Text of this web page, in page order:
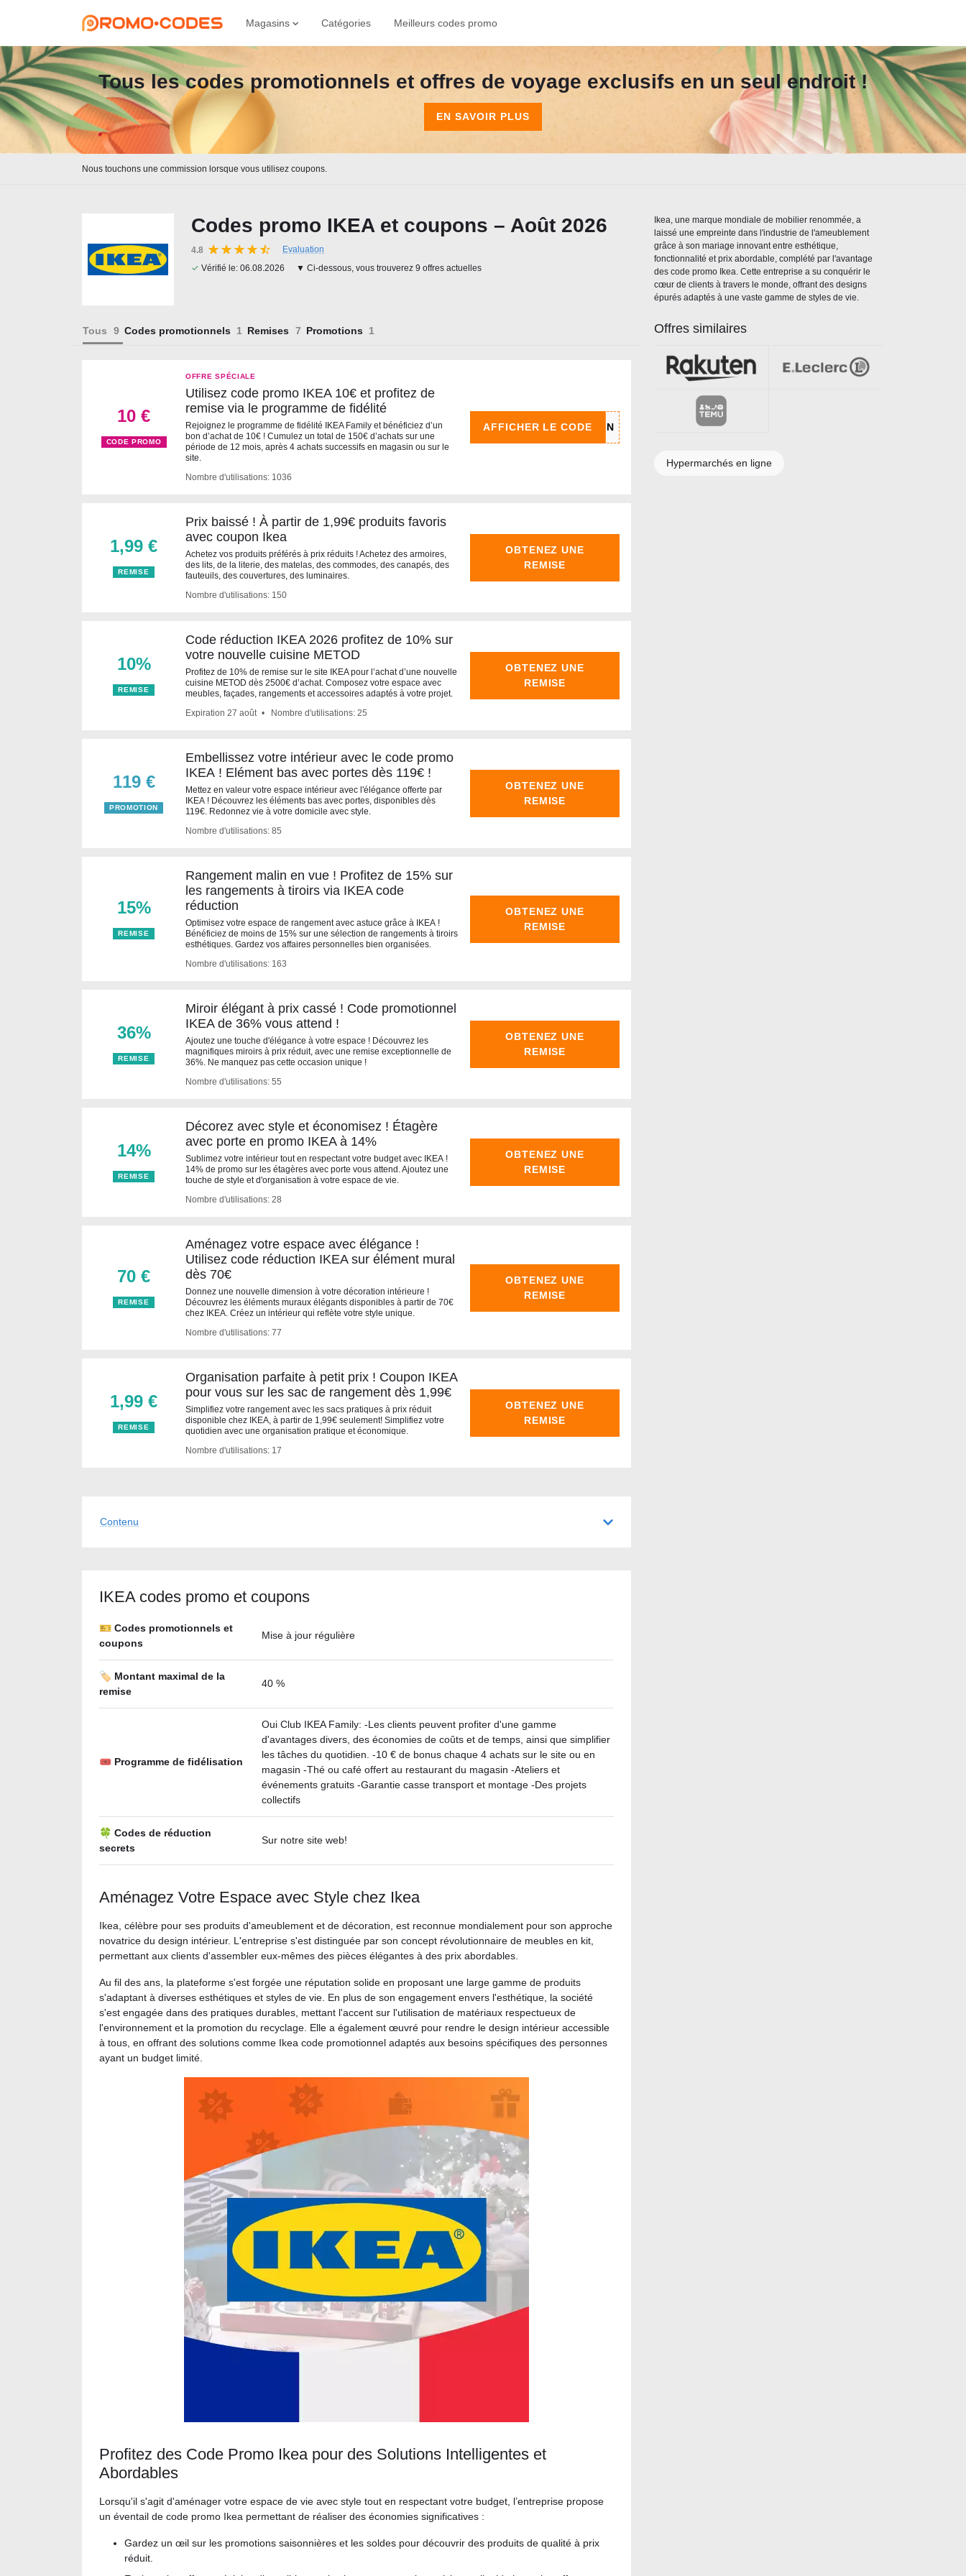
Magasins Catégories Meilleurs codes promo
Tous les codes promotionnels et offres de voyage exclusifs en un seul endroit !
EN SAVOIR PLUS
Nous touchons une commission lorsque vous utilisez coupons.
Codes promo IKEA et coupons – Août 2026
4.8
Evaluation
✓ Vérifié le: 06.08.2026 ▼ Ci-dessous, vous trouverez 9 offres actuelles
Tous Codes promotionnels Remises Promotions
10 €
CODE PROMO
OFFRE SPÉCIALE
Utilisez code promo IKEA 10€ et profitez de
remise via le programme de fidélité
Rejoignez le programme de fidélité IKEA Family et bénéficiez d’un
bon d’achat de 10€ ! Cumulez un total de 150€ d’achats sur une
période de 12 mois, après 4 achats successifs en magasin ou sur le
site.
Nombre d'utilisations: 1036
AFFICHER LE CODE
1,99 €
REMISE
Prix baissé ! À partir de 1,99€ produits favoris
avec coupon Ikea
Achetez vos produits préférés à prix réduits ! Achetez des armoires,
des lits, de la literie, des matelas, des commodes, des canapés, des
fauteuils, des couvertures, des luminaires.
Nombre d'utilisations: 150
OBTENEZ UNE
REMISE
10%
REMISE
Code réduction IKEA 2026 profitez de 10% sur
votre nouvelle cuisine METOD
Profitez de 10% de remise sur le site IKEA pour l’achat d’une nouvelle
cuisine METOD dès 2500€ d’achat. Composez votre espace avec
meubles, façades, rangements et accessoires adaptés à votre projet.
Expiration 27 août Nombre d'utilisations: 25
OBTENEZ UNE
REMISE
119 €
PROMOTION
Embellissez votre intérieur avec le code promo
IKEA ! Elément bas avec portes dès 119€ !
Mettez en valeur votre espace intérieur avec l'élégance offerte par
IKEA ! Découvrez les éléments bas avec portes, disponibles dès
119€. Redonnez vie à votre domicile avec style.
Nombre d'utilisations: 85
OBTENEZ UNE
REMISE
15%
REMISE
Rangement malin en vue ! Profitez de 15% sur
les rangements à tiroirs via IKEA code
réduction
Optimisez votre espace de rangement avec astuce grâce à IKEA !
Bénéficiez de moins de 15% sur une sélection de rangements à tiroirs
esthétiques. Gardez vos affaires personnelles bien organisées.
Nombre d'utilisations: 163
OBTENEZ UNE
REMISE
36%
REMISE
Miroir élégant à prix cassé ! Code promotionnel
IKEA de 36% vous attend !
Ajoutez une touche d'élégance à votre espace ! Découvrez les
magnifiques miroirs à prix réduit, avec une remise exceptionnelle de
36%. Ne manquez pas cette occasion unique !
Nombre d'utilisations: 55
OBTENEZ UNE
REMISE
14%
REMISE
Décorez avec style et économisez ! Étagère
avec porte en promo IKEA à 14%
Sublimez votre intérieur tout en respectant votre budget avec IKEA !
14% de promo sur les étagères avec porte vous attend. Ajoutez une
touche de style et d'organisation à votre espace de vie.
Nombre d'utilisations: 28
OBTENEZ UNE
REMISE
70 €
REMISE
Aménagez votre espace avec élégance !
Utilisez code réduction IKEA sur élément mural
dès 70€
Donnez une nouvelle dimension à votre décoration intérieure !
Découvrez les éléments muraux élégants disponibles à partir de 70€
chez IKEA. Créez un intérieur qui reflète votre style unique.
Nombre d'utilisations: 77
OBTENEZ UNE
REMISE
1,99 €
REMISE
Organisation parfaite à petit prix ! Coupon IKEA
pour vous sur les sac de rangement dès 1,99€
Simplifiez votre rangement avec les sacs pratiques à prix réduit
disponible chez IKEA, à partir de 1,99€ seulement! Simplifiez votre
quotidien avec une organisation pratique et économique.
Nombre d'utilisations: 17
OBTENEZ UNE
REMISE
Contenu
IKEA codes promo et coupons
🎫 Codes promotionnels et
coupons
Mise à jour régulière
🏷️ Montant maximal de la
remise
40 %
🎟 Programme de fidélisation
Oui Club IKEA Family: -Les clients peuvent profiter d'une gamme
d'avantages divers, des économies de coûts et de temps, ainsi que simplifier
les tâches du quotidien. -10 € de bonus chaque 4 achats sur le site ou en
magasin -Thé ou café offert au restaurant du magasin -Ateliers et
événements gratuits -Garantie casse transport et montage -Des projets
collectifs
🍀 Codes de réduction
secrets
Sur notre site web!
Aménagez Votre Espace avec Style chez Ikea
Ikea, célèbre pour ses produits d'ameublement et de décoration, est reconnue mondialement pour son approche
novatrice du design intérieur. L'entreprise s'est distinguée par son concept révolutionnaire de meubles en kit,
permettant aux clients d'assembler eux-mêmes des pièces élégantes à des prix abordables.
Au fil des ans, la plateforme s'est forgée une réputation solide en proposant une large gamme de produits
s'adaptant à diverses esthétiques et styles de vie. En plus de son engagement envers l'esthétique, la société
s'est engagée dans des pratiques durables, mettant l'accent sur l'utilisation de matériaux respectueux de
l'environnement et la promotion du recyclage. Elle a également œuvré pour rendre le design intérieur accessible
à tous, en offrant des solutions comme Ikea code promotionnel adaptés aux besoins spécifiques des personnes
ayant un budget limité.
Profitez des Code Promo Ikea pour des Solutions Intelligentes et
Abordables
Lorsqu'il s'agit d'aménager votre espace de vie avec style tout en respectant votre budget, l’entreprise propose
un éventail de code promo Ikea permettant de réaliser des économies significatives :
Gardez un œil sur les promotions saisonnières et les soldes pour découvrir des produits de qualité à prix
réduit.
Ikea, une marque mondiale de mobilier renommée, a
laissé une empreinte dans l'industrie de l'ameublement
grâce à son mariage innovant entre esthétique,
fonctionnalité et prix abordable, complété par l'avantage
des code promo Ikea. Cette entreprise a su conquérir le
cœur de clients à travers le monde, offrant des designs
épurés adaptés à une vaste gamme de styles de vie.
Offres similaires
Hypermarchés en ligne